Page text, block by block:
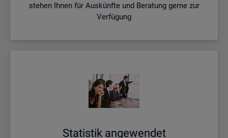
stehen Ihnen für Auskünfte und Beratung gerne zur
Verfügung
Sta­tis­tik an­ge­wen­det